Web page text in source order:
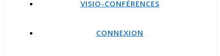
VISIO-CONFÉRENCES
CONNEXION